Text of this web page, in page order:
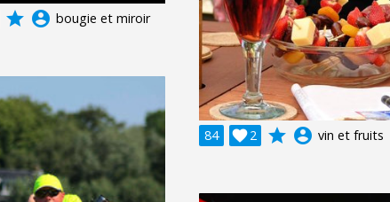
grade account_circle bougie et miroir
84 2
 grade account_circle vin et fruits